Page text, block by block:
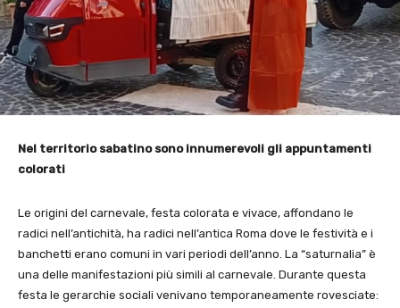
Nel territorio sabatino sono innumerevoli gli appuntamenti
colorati
Le origini del carnevale, festa colorata e vivace, affondano le
radici nell’antichità, ha radici nell’antica Roma dove le festività e i
banchetti erano comuni in vari periodi dell’anno. La “saturnalia” è
una delle manifestazioni più simili al carnevale. Durante questa
festa le gerarchie sociali venivano temporaneamente rovesciate: